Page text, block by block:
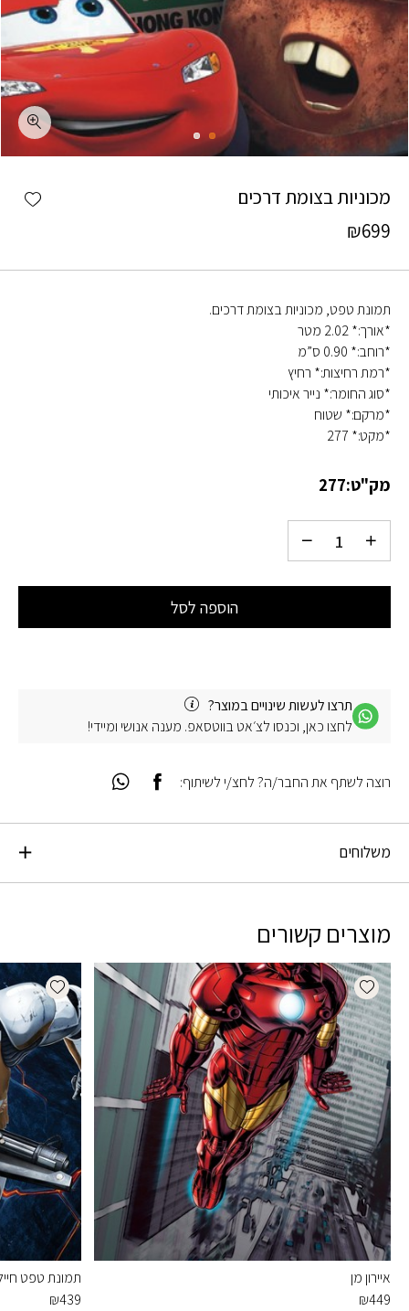
מכוניות בצומת דרכים
₪699
תמונת טפט, מכוניות בצומת דרכים.
*אורך:* 2.02 מטר
*רוחב:* 0.90 ס”מ
*רמת רחיצות:* רחיץ
*סוג החומר:* נייר איכותי
*מרקם:* שטוח
*מקט:* 277
מק"ט:277
הוספה לסל
תרצו לעשות שינויים במוצר?
לחצו כאן, וכנסו לצ׳אט בווטסאפ. מענה אנושי ומיידי!
משלוחים
רוצה לשתף את החבר/ה? לחצ/י לשיתוף:
מוצרים קשורים
Add wishlist
איירון מן
₪449
wishlist
תמונת טפט
₪439